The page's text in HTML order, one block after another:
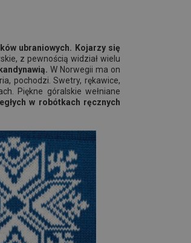
ubraniowych. Kojarzy się
z pewnością widział wielu
W Norwegii ma on
pochodzi. Swetry, rękawice,
Piękne góralskie wełniane
w robótkach ręcznych